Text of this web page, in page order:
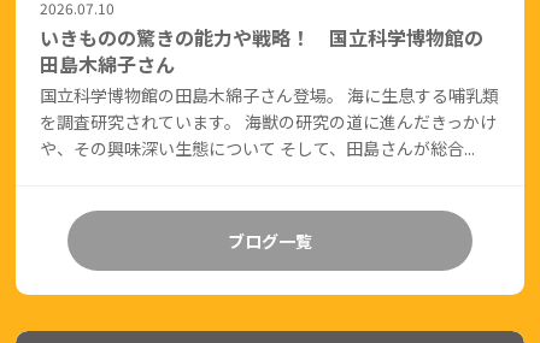
2026.07.10
いきものの驚きの能力や戦略！ 国立科学博物館の
田島木綿子さん
国立科学博物館の田島木綿子さん登場。 海に生息する哺乳類
を調査研究されています。 海獣の研究の道に進んだきっかけ
や、その興味深い生態について そして、田島さんが総合...
ブログ一覧